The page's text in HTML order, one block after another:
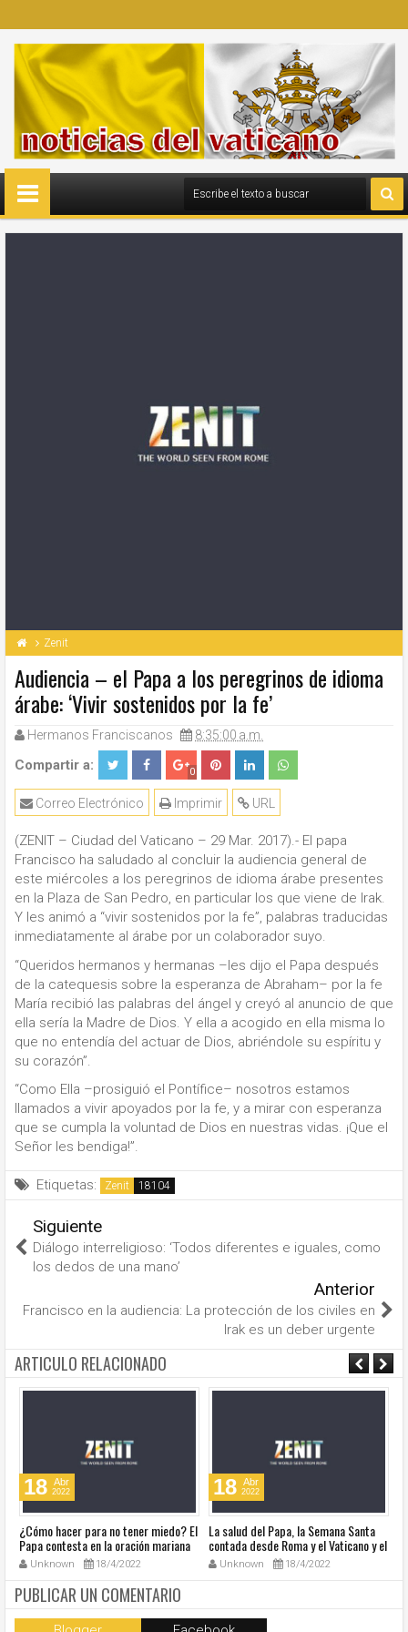
Zenit
Audiencia – el Papa a los peregrinos de idioma
árabe: ‘Vivir sostenidos por la fe’
Hermanos Franciscanos 8:35:00 a.m.
Compartir a: 0
URL
Imprimir
Correo Electrónico
(ZENIT – Ciudad del Vaticano – 29 Mar. 2017).- El papa
Francisco ha saludado al concluir la audiencia general de
este miércoles a los peregrinos de idioma árabe presentes
en la Plaza de San Pedro, en particular los que viene de Irak.
Y les animó a “vivir sostenidos por la fe”, palabras traducidas
inmediatamente al árabe por un colaborador suyo.
“Queridos hermanos y hermanas –les dijo el Papa después
de la catequesis sobre la esperanza de Abraham– por la fe
María recibió las palabras del ángel y creyó al anuncio de que
ella sería la Madre de Dios. Y ella a acogido en ella misma lo
que no entendía del actuar de Dios, abriéndole su espíritu y
su corazón”.
“Como Ella –prosiguió el Pontífice– nosotros estamos
llamados a vivir apoyados por la fe, y a mirar con esperanza
que se cumpla la voluntad de Dios en nuestras vidas. ¡Que el
Señor les bendiga!”.
Etiquetas: Zenit
Siguiente
Diálogo interreligioso: ‘Todos diferentes e iguales, como
los dedos de una mano’
Anterior
Francisco en la audiencia: La protección de los civiles en
Irak es un deber urgente
ARTICULO RELACIONADO
18 Abr
2022
¿Cómo hacer para no tener miedo? El
Papa contesta en la oración mariana
de este lunes en la Plaza de San
Pedro
Unknown 18/4/2022
18 Abr
2022
La salud del Papa, la Semana Santa
contada desde Roma y el Vaticano y el
resumen de noticias en audio
Unknown 18/4/2022
PUBLICAR UN COMENTARIO